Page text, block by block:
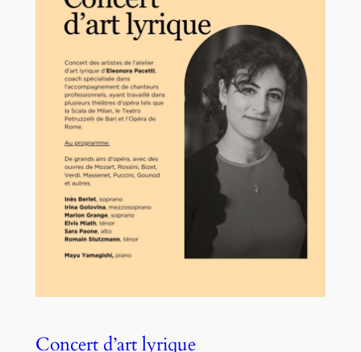
Concert d’art lyrique